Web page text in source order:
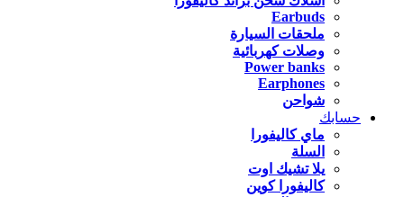
Earbuds
ملحقات السيارة
وصلات كهربائية
Power banks
Earphones
شواحن
حسابك
ماي كاليفورا
السلة
يلا تشيك اوت
كاليفورا كوين